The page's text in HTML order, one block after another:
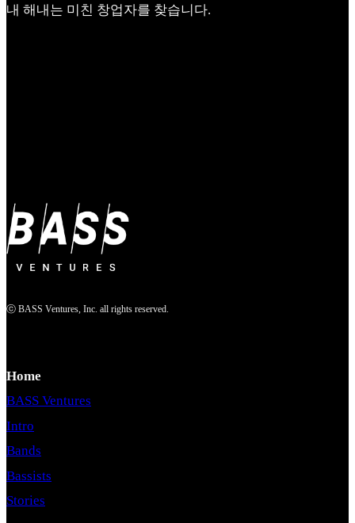
내 해내는 미친 창업자를 찾습니다.
ⓒ BASS Ventures, Inc. all rights reserved.
Home
BASS Ventures
Intro
Bands
Bassists
Stories